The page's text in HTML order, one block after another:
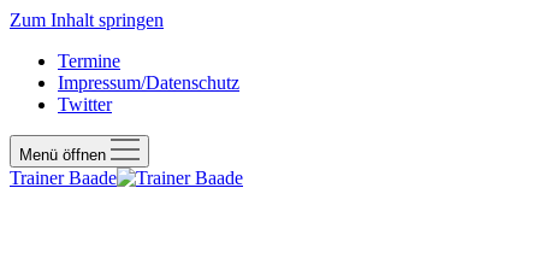
Zum Inhalt springen
Termine
Impressum/Datenschutz
Twitter
Menü öffnen
Trainer Baade